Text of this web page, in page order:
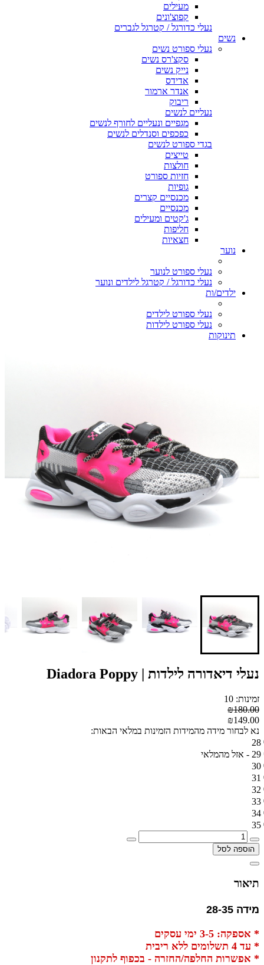
מעילים
קפוצ'ונים
נעלי כדורגל / קטרגל לגברים
נשים
נעלי ספורט נשים
סקצ'רס נשים
נייק נשים
אדידס
אנדר ארמור
ריבוק
נעליים לנשים
מגפיים ונעליים לחורף לנשים
כפכפים וסנדלים לנשים
בגדי ספורט לנשים
טייצים
חולצות
חזיות ספורט
גופיות
מכנסיים קצרים
מכנסיים
ג'קטים ומעילים
חליפות
חצאיות
נוער
נעלי ספורט לנוער
נעלי כדורגל / קטרגל לילדים ונוער
ילדים/ות
נעלי ספורט לילדים
נעלי ספורט לילדות
תינוקות
נעלי דיאדורה לילדות | Diadora Poppy
זמינות: 10
₪180.00
₪149.00
נא לבחור מידה מהמידות הזמינות במלאי הבאות:
28
29 - אזל מהמלאי
30
31
32
33
34
35
הוספה לסל
תיאור
מידה 28-35
* אספקה: 3-5 ימי עסקים
* עד 4 תשלומים ללא ריבית
* אפשרות החלפה/החזרה - בכפוף לתקנון